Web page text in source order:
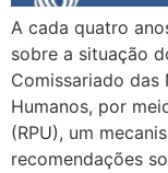
A cada quatro
sobre a situação
Comissariado das
Humanos, por
(RPU), um
recomendações